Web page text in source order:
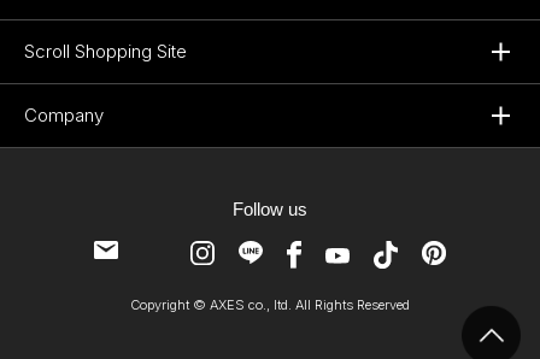
Scroll Shopping Site
Company
Follow us
Copyright © AXES co., ltd. All Rights Reserved